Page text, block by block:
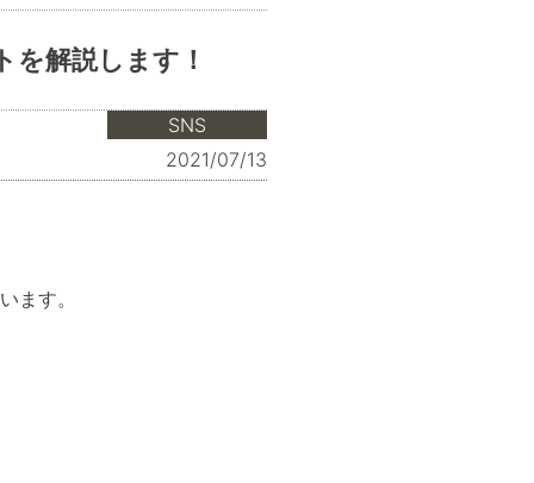
解説します！
SNS
2021/07/13
ます。